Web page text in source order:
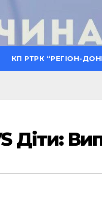
КП РТРК “РЕГІОН-
Діти: